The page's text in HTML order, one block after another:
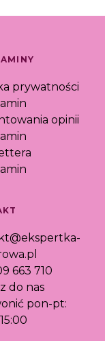
prywatności
opinii
663 710
do nas
pon-pt: